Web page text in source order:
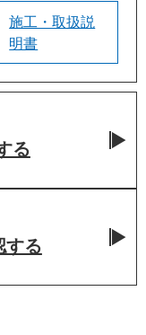
施工・取扱説
明書
る
する